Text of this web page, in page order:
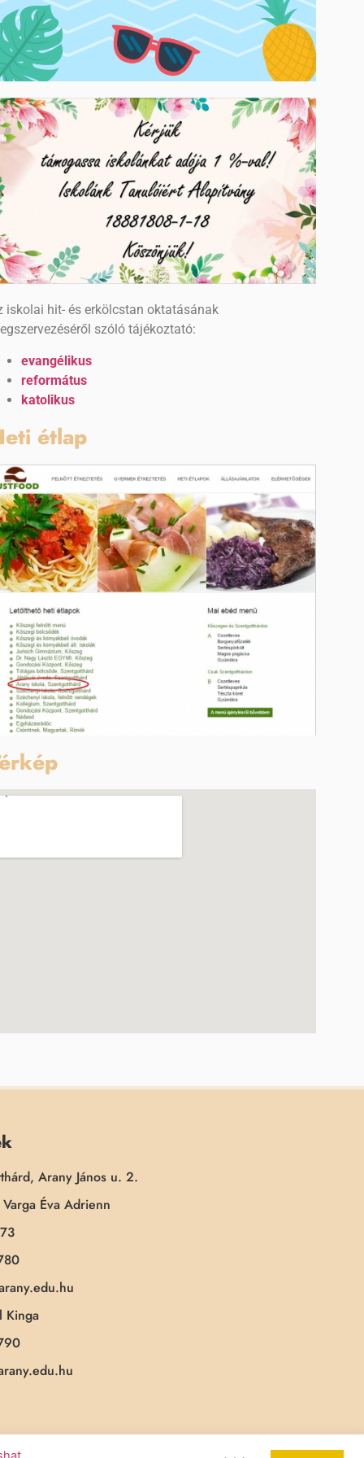
iskolai hit- és erkölcstan oktatásának
szóló tájékoztató:
evangélikus
református
katolikus
étlap
Arany János u. 2.
Varga Éva Adrienn
Kinga